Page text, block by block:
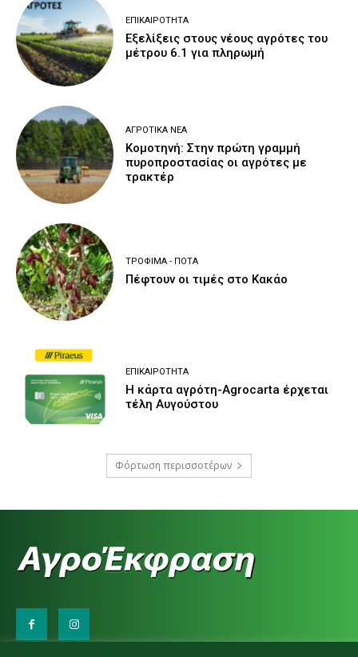
ΕΠΙΚΑΙΡΌΤΗΤΑ
Εξελίξεις στους νέους αγρότες του
μέτρου 6.1 για πληρωμή
ΑΓΡΟΤΙΚΆ ΝΈΑ
Κομοτηνή: Στην πρώτη γραμμή
πυροπροστασίας οι αγρότες με
τρακτέρ
ΤΡΌΦΙΜΑ - ΠΟΤΆ
Πέφτουν οι τιμές στο Κακάο
ΕΠΙΚΑΙΡΌΤΗΤΑ
Η κάρτα αγρότη-Agrocarta έρχεται
τέλη Αυγούστου
Φόρτωση περισσοτέρων